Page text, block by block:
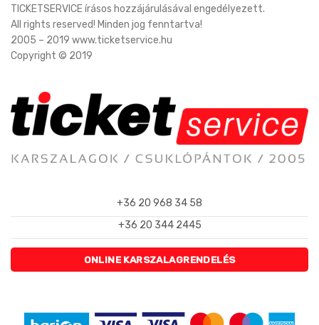
TICKETSERVICE írásos hozzájárulásával engedélyezett.
All rights reserved! Minden jog fenntartva!
2005 – 2019 www.ticketservice.hu
Copyright © 2019
+36 20 968 34 58
+36 20 344 2445
ONLINE KARSZALAGRENDELÉS